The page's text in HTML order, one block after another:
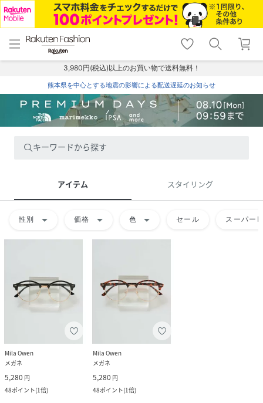
menu home
トップ
shopping_cart lock_outline
ログイン
3,980円(税込)以上のお買い物で送料無料！
熊本県を中心とする地震の影響による配送遅延のお知らせ
キーワードから探す
アイテム スタイリング
性別 arrow_drop_down 価格 arrow_drop_down 色 arrow_drop_down セール スーパー
Mila Owen
メガネ
5,280 円
48ポイント(1倍)
Mila Owen
メガネ
5,280 円
48ポイント(1倍)